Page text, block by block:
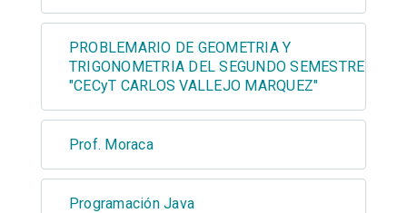
PROBLEMARIO DE GEOMETRIA Y
TRIGONOMETRIA DEL SEGUNDO SEMESTRE
"CECyT CARLOS VALLEJO MARQUEZ"
Prof. Moraca
Programación Java